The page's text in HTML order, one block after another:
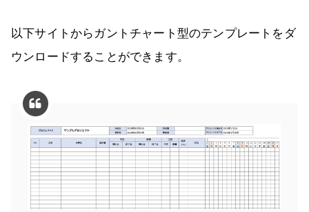
以下サイトからガントチャート型のテンプレートをダ
ウンロードすることができます。